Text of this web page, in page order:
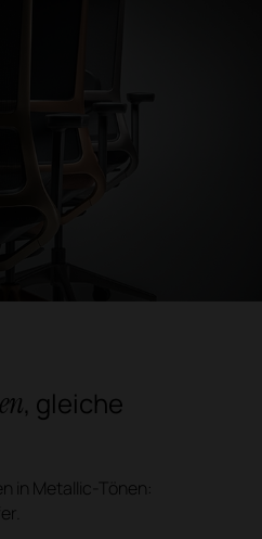
, gleiche
in Metallic-Tönen: